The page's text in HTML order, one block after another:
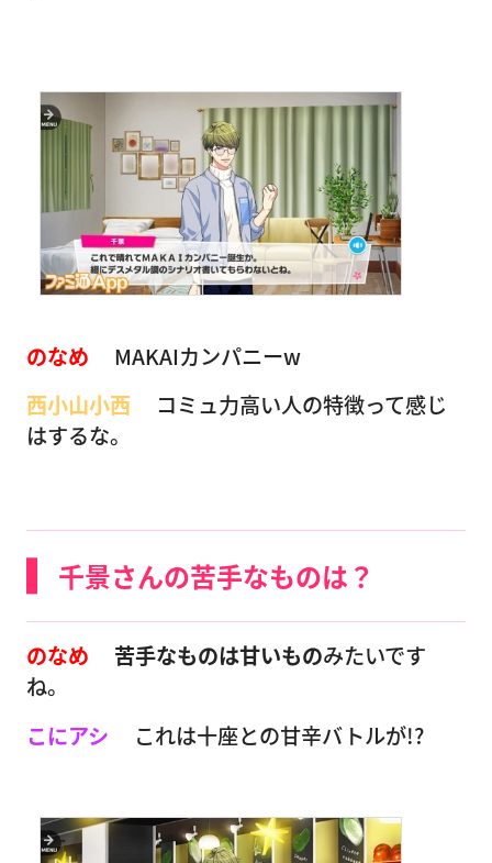
のなめ
MAKAIカンパニーw
西小山小西
コミュ力高い人の特徴って感じ
はするな。
千景さんの苦手なものは？
のなめ 苦手なものは甘いものみたいです
ね。
こにアシ
これは十座との甘辛バトルが!?